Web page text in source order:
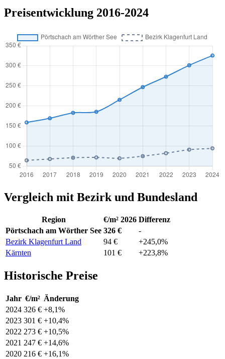
Preisentwicklung 2016-2024
Vergleich mit Bezirk und Bundesland
Region €/m² 2026 Differenz
Pörtschach am Wörther See 326 €
-
Bezirk Klagenfurt Land
94 €
+245,0%
Kärnten
101 € +223,8%
Historische Preise
Jahr €/m² Änderung
2024 326 € +8,1%
2023 301 € +10,4%
2022 273 € +10,5%
2021 247 € +14,6%
2020 216 € +16,1%